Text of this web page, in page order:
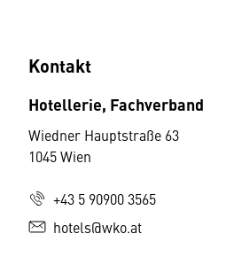
Kontakt
Hotellerie, Fachverband
Wiedner Hauptstraße 63
1045 Wien
+43 5 90900 3565
hotels@wko.at